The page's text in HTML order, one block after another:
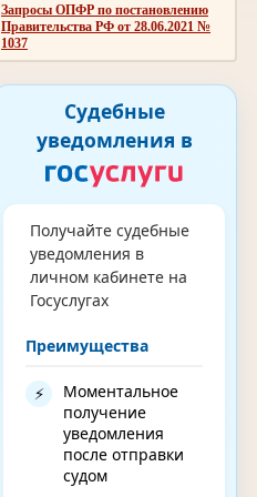
Запросы ОПФР по постановлению
Правительства РФ от 28.06.2021 №
1037
Судебные
уведомления в
Получайте судебные
уведомления в
личном кабинете на
Госуслугах
Преимущества
⚡
Моментальное
получение
уведомления
после отправки
судом